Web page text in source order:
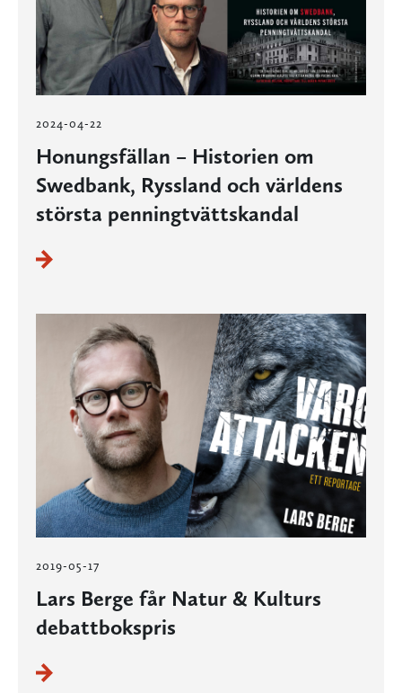
2024-04-22
Honungsfällan – Historien om
Swedbank, Ryssland och världens
största penningtvättskandal
2019-05-17
Lars Berge får Natur & Kulturs
debattbokspris